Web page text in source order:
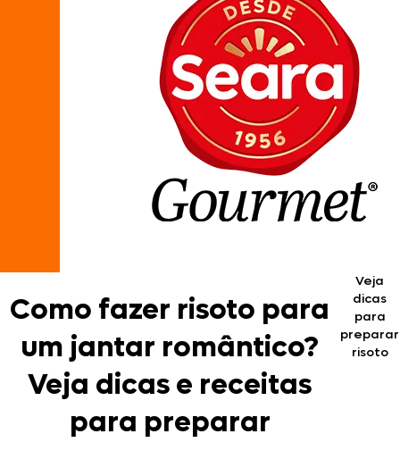
Como fazer risoto para
um jantar romântico?
Veja dicas e receitas
para preparar
Veja
dicas
para
preparar
risoto